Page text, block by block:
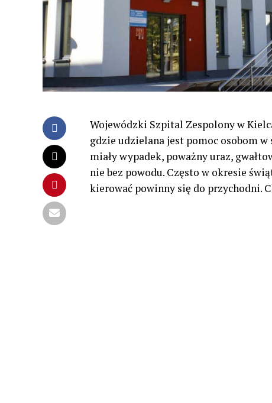
Wojewódzki Szpital Zespolony w
gdzie udzielana jest pomoc osobom
miały wypadek, poważny uraz,
nie bez powodu. Często w okresie
kierować powinny się do przychodni.